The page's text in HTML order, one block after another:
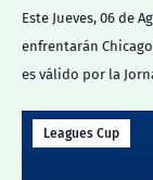
Este Jueves, 06 de
enfrentarán
es válido por la
Leagues Cup